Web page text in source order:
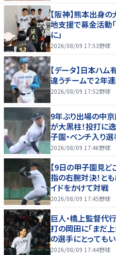
【阪神】熊本出身
地支援で募金活動
に」
2026/08/09 17:53野球
【データ】日本ハ
違うチームで２年
2026/08/09 17:52野球
9年ぶり出場の中
が大黒柱！投打に
子園・ベンチ入り選
2026/08/09 17:46野球
【9日の甲子園見
指の右腕対決！と
イドをかけて対戦
2026/08/09 17:45野球
巨人・橋上監督代
打の岡田に「まだ
の選手にとっても
３連戦へ「まずはカ
2026/08/09 17:44野球